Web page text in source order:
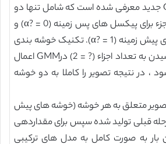
در این مرحله یک GMM جدید معرفی شده است که شامل تنها دو
جزء است ((? = 2 : یک جزء برای پیکسل های پس زمینه (α? = 0) و
دیگری برای پیکسل های پیش زمینه (α? = 1). تکنیک خوشه بندی
باغچه و Bouman تا رسیدن به تعداد اجزاء (? = 2) درGMM اعمال
، در نتیجه تصویر را کاملا به دو خوشه
تصویر متعلق به هر خوشه (خوشه های پیش
قبلی تولید شده سپس برای مقداردهی
بار به صورت کامل به مدل های ترکیبی